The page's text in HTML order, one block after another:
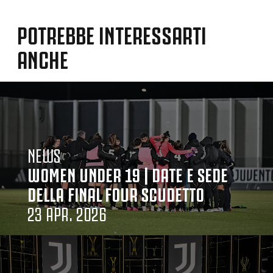
POTREBBE INTERESSARTI
ANCHE
NEWS
WOMEN UNDER 19 | DATE E SEDE
DELLA FINAL FOUR SCUDETTO
23 APR. 2026